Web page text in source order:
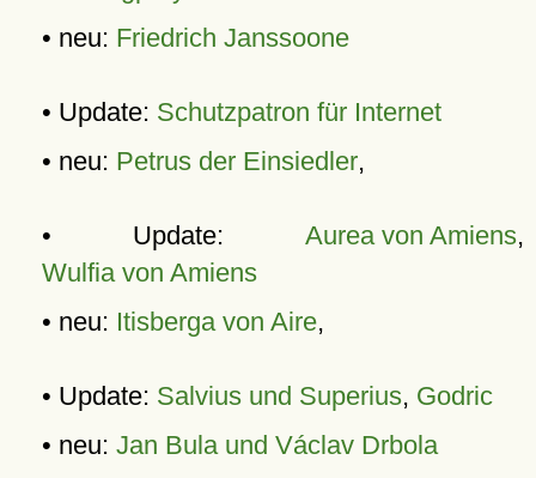
• neu: Friedrich Janssoone
• Update: Schutzpatron für Internet
• neu: Petrus der Einsiedler,
• Update: Aurea von Amiens,
Wulfia von Amiens
• neu: Itisberga von Aire,
• Update: Salvius und Superius, Godric
• neu: Jan Bula und Václav Drbola